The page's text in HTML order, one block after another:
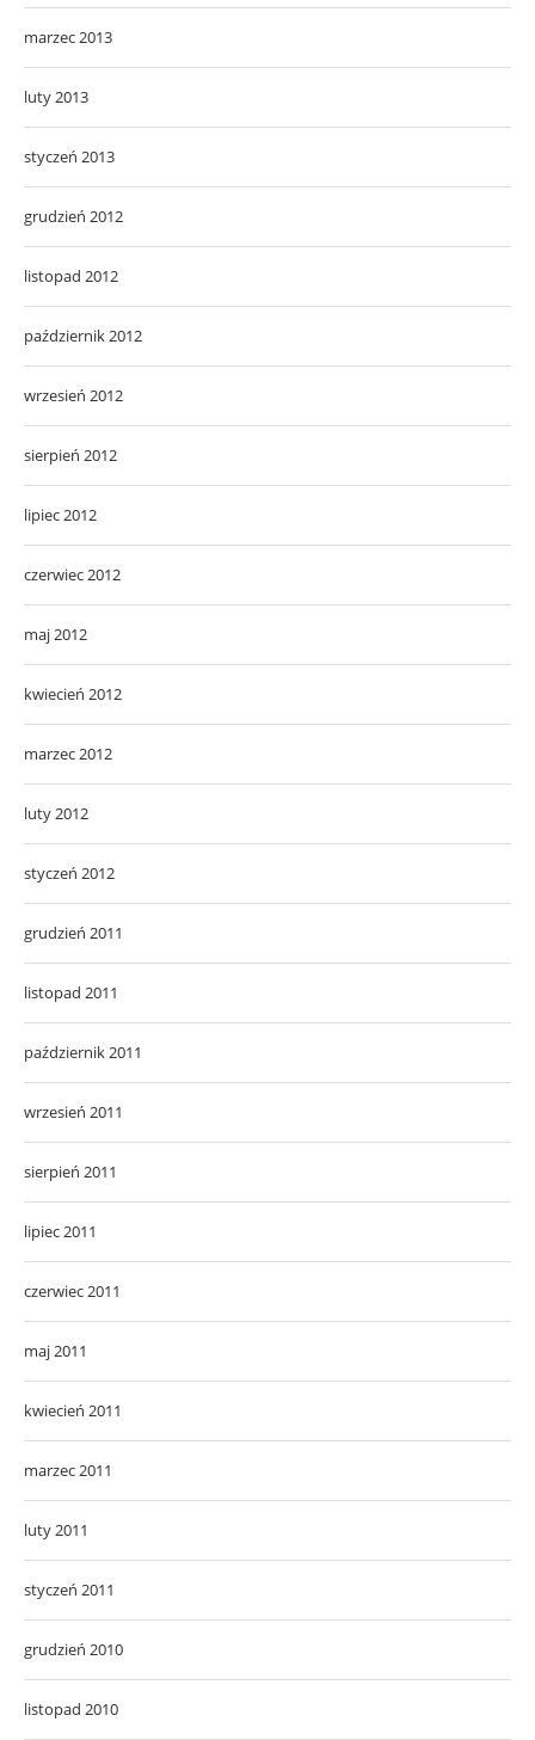
marzec 2013
luty 2013
styczeń 2013
grudzień 2012
listopad 2012
październik 2012
wrzesień 2012
sierpień 2012
lipiec 2012
czerwiec 2012
maj 2012
kwiecień 2012
marzec 2012
luty 2012
styczeń 2012
grudzień 2011
listopad 2011
październik 2011
wrzesień 2011
sierpień 2011
lipiec 2011
czerwiec 2011
maj 2011
kwiecień 2011
marzec 2011
luty 2011
styczeń 2011
grudzień 2010
listopad 2010